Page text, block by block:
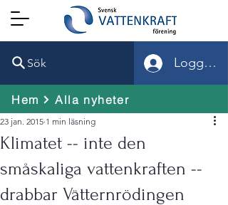
Sök Logga in
Hem Alla nyheter
Klimatet -- inte den
småskaliga vattenkraften --
drabbar Vätternrödingen
23 jan. 2015 1 min läsning